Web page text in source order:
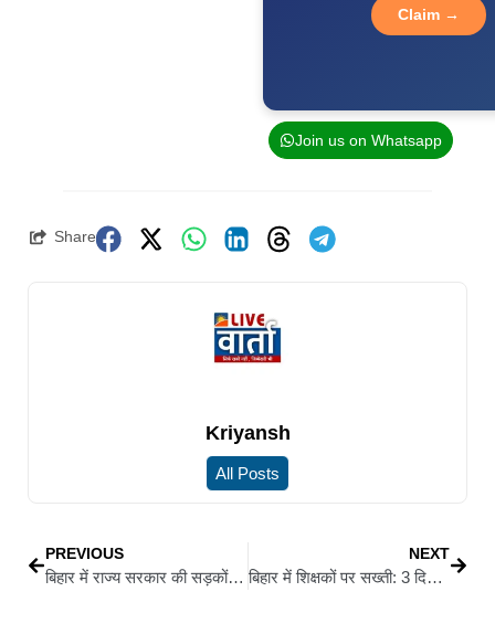
Claim →
Join us on Whatsapp
Share
Kriyansh
All Posts
PREVIOUS
बिहार में राज्य सरकार की सड़कों पर भी लगेगा टोल टैक्स, कैबिनेट ने नई नियमावली-2026 को दी मंजूरी
NEXT
बिहार में शिक्षकों पर सख्ती: 3 दिन लेट पहुंचे तो एक दिन का कटेगा वेतन, ‘इन’ और ‘आउट’ दोनों हाजिरी अनिवार्य